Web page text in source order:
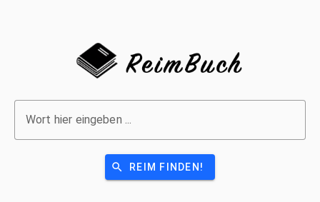
Wort hier eingeben ...
search REIM FINDEN!